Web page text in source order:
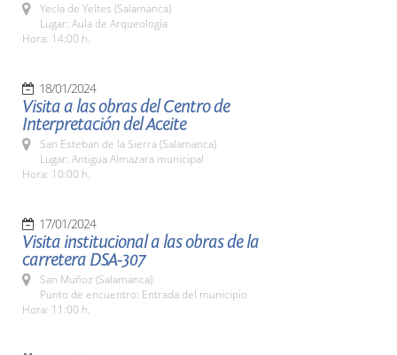
Yecla de Yeltes (Salamanca)
Lugar: Aula de Arqueología
Hora: 14:00 h.
18/01/2024
Visita a las obras del Centro de
Interpretación del Aceite
San Esteban de la Sierra (Salamanca)
Lugar: Antigua Almazara municipal
Hora: 10:00 h.
17/01/2024
Visita institucional a las obras de la
carretera DSA-307
San Muñoz (Salamanca)
Punto de encuentro: Entrada del municipio
Hora: 11:00 h.